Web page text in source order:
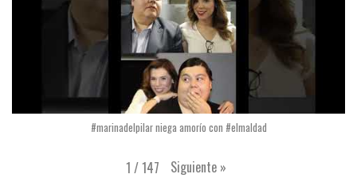
#marinadelpilar niega amorío con #elmaldad
1 /147 Siguiente »